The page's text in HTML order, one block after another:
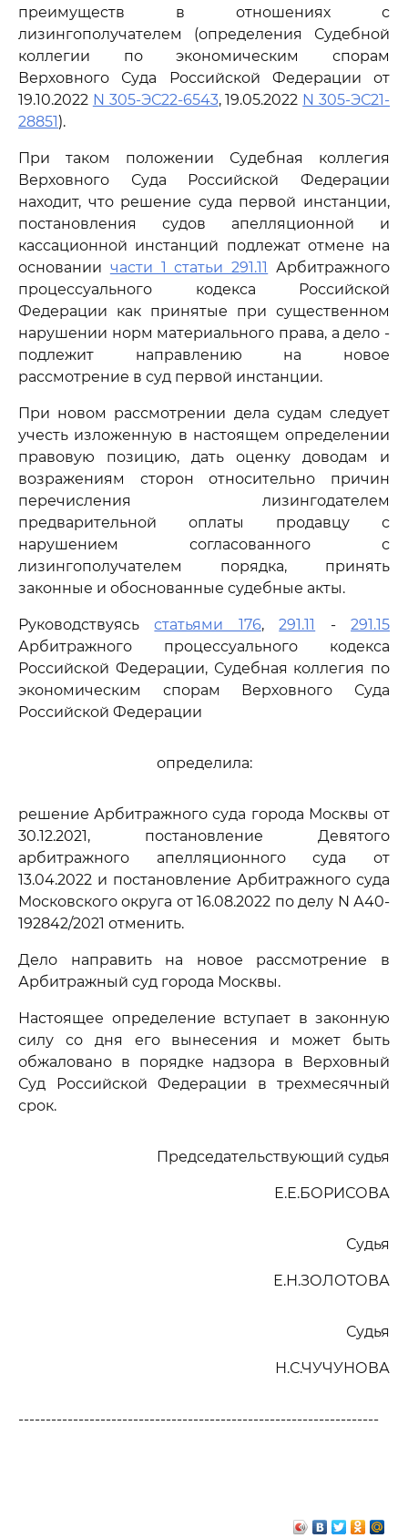
преимуществ в отношениях с
лизингополучателем (определения Судебной
коллегии по экономическим спорам
Верховного Суда Российской Федерации от
19.10.2022 N 305-ЭС22-6543, 19.05.2022 N 305-ЭС21-
28851).
При таком положении Судебная коллегия
Верховного Суда Российской Федерации
находит, что решение суда первой инстанции,
постановления судов апелляционной и
кассационной инстанций подлежат отмене на
основании части 1 статьи 291.11 Арбитражного
процессуального кодекса Российской
Федерации как принятые при существенном
нарушении норм материального права, а дело -
подлежит направлению на новое
рассмотрение в суд первой инстанции.
При новом рассмотрении дела судам следует
учесть изложенную в настоящем определении
правовую позицию, дать оценку доводам и
возражениям сторон относительно причин
перечисления лизингодателем
предварительной оплаты продавцу с
нарушением согласованного с
лизингополучателем порядка, принять
законные и обоснованные судебные акты.
Руководствуясьстатьями 176,291.11 -291.15
Арбитражного процессуального кодекса
Российской Федерации, Судебная коллегия по
экономическим спорам Верховного Суда
Российской Федерации
определила:
решение Арбитражного суда города Москвы от
30.12.2021, постановление Девятого
арбитражного апелляционного суда от
13.04.2022 и постановление Арбитражного суда
Московского округа от 16.08.2022 по делу N А40-
192842/2021 отменить.
Дело направить на новое рассмотрение в
Арбитражный суд города Москвы.
Настоящее определение вступает в законную
силу со дня его вынесения и может быть
обжаловано в порядке надзора в Верховный
Суд Российской Федерации в трехмесячный
срок.
Председательствующий судья
Е.Е.БОРИСОВА
Судья
Е.Н.ЗОЛОТОВА
Судья
Н.С.ЧУЧУНОВА
------------------------------------------------------------------